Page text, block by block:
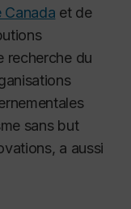
Canada et de
recherche du
sans but
a aussi